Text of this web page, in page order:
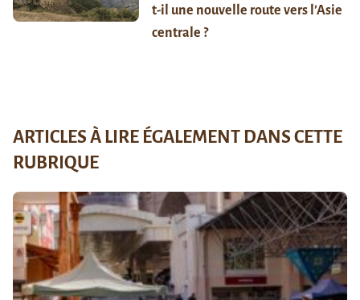
t-il une nouvelle route vers l’Asie
centrale ?
ARTICLES À LIRE ÉGALEMENT DANS CETTE
RUBRIQUE